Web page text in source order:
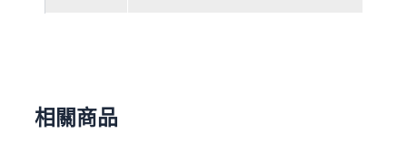
相關商品